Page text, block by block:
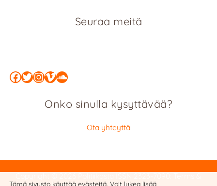
Seuraa meitä
Facebook
Twitter
Instagram
Vimeo
SoundCloud
Onko sinulla kysyttävää?
Ota yhteyttä
Tämä sivusto käyttää evästeitä. Voit lukea lisää